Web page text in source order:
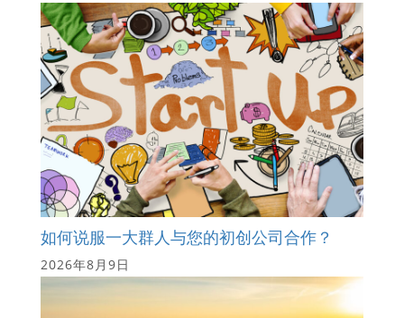
如何说服一大群人与您的初创公司合作？
2026年8月9日